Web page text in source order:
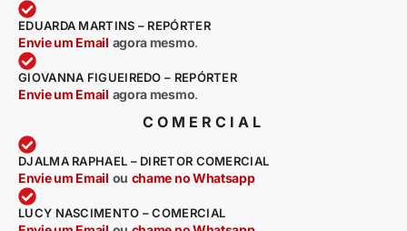
EDUARDA MARTINS – REPÓRTER
Envie um Email agora mesmo.
GIOVANNA FIGUEIREDO – REPÓRTER
Envie um Email agora mesmo.
COMERCIAL
DJALMA RAPHAEL – DIRETOR COMERCIAL
Envie um Email ou chame no Whatsapp
LUCY NASCIMENTO – COMERCIAL